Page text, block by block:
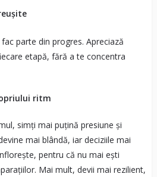
parte din progres. Apreciază
etapă, fără a te concentra
ritm
simți mai puțină presiune și
mai blândă, iar deciziile mai
pentru că nu mai ești
Mai mult, devii mai rezilient,